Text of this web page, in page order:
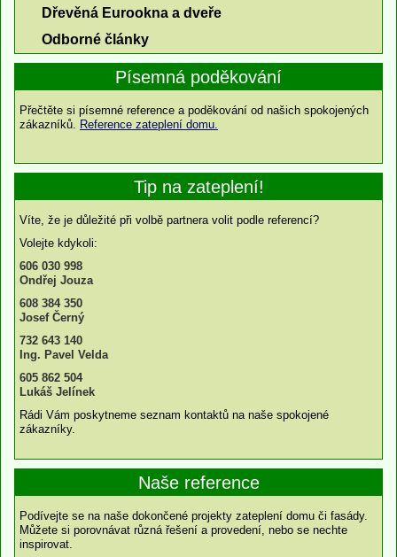
Dřevěná Eurookna a dveře
Odborné články
Písemná poděkování
Přečtěte si písemné reference a poděkování od našich spokojených
zákazníků. Reference zateplení domu.
Tip na zateplení!
Víte, že je důležité při volbě partnera volit podle referencí?
Volejte kdykoli:
606 030 998
Ondřej Jouza
608 384 350
Josef Černý
732 643 140
Ing. Pavel Velda
605 862 504
Lukáš Jelínek
Rádi Vám poskytneme seznam kontaktů na naše spokojené
zákazníky.
Naše reference
Podívejte se na naše dokončené projekty zateplení domu či fasády.
Můžete si porovnávat různá řešení a provedení, nebo se nechte
inspirovat.